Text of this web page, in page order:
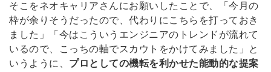
そこをネオキャリアさんにお願いしたことで、「今月の
枠が余りそうだったので、代わりにこちらを打っておき
ました」「今はこういうエンジニアのトレンドが流れて
いるので、こっちの軸でスカウトをかけてみました」と
いうように、 プロとしての機転を利かせた能動的な提案
でログイン
他サービスIDで登録